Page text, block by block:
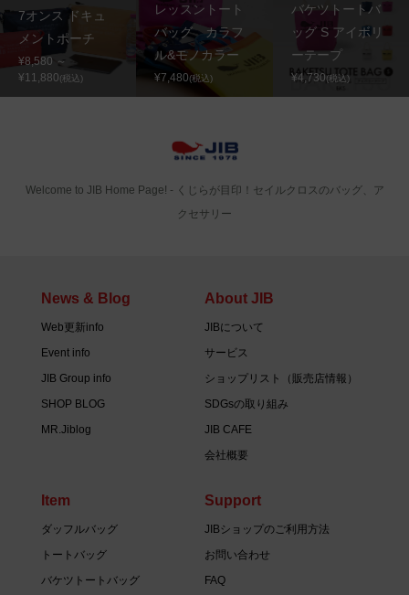
7オンス ドキュ
メントポーチ
¥8,580 ～
¥11,880(税込)
レッスントート
バッグ カラフ
ル&モノカラー
¥7,480(税込)
バケツトートバ
ッグ S アイボリ
ーテープ
¥4,730(税込)
Welcome to JIB Home Page! ‐ くじらが目印！セイルクロスのバッグ、ア
クセサリー
News & Blog
Web更新info
Event info
JIB Group info
SHOP BLOG
MR.Jiblog
About JIB
JIBについて
サービス
ショップリスト（販売店情報）
SDGsの取り組み
JIB CAFE
会社概要
Item
ダッフルバッグ
トートバッグ
バケツトートバッグ
Support
JIBショップのご利用方法
お問い合わせ
FAQ